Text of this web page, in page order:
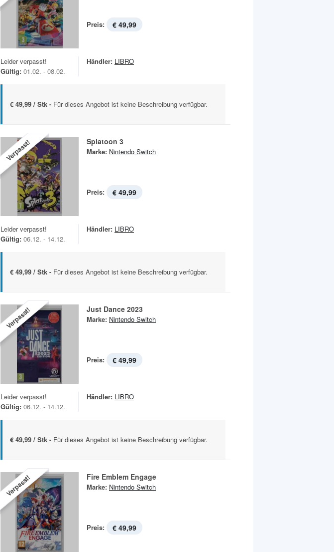
Preis: € 49,99
Leider verpasst!
Gültig: 01.02. - 08.02.
Händler: LIBRO
€ 49,99 / Stk - Für dieses Angebot ist keine Beschreibung verfügbar.
Verpasst! Splatoon 3
Marke: Nintendo Switch
Preis: € 49,99
Leider verpasst!
Gültig: 06.12. - 14.12.
Händler: LIBRO
€ 49,99 / Stk - Für dieses Angebot ist keine Beschreibung verfügbar.
Verpasst! Just Dance 2023
Marke: Nintendo Switch
Preis: € 49,99
Leider verpasst!
Gültig: 06.12. - 14.12.
Händler: LIBRO
€ 49,99 / Stk - Für dieses Angebot ist keine Beschreibung verfügbar.
Verpasst! Fire Emblem Engage
Marke: Nintendo Switch
Preis: € 49,99